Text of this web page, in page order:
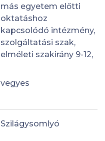
más egyetem előtti
oktatáshoz
kapcsolódó intézmény,
szolgáltatási szak,
elméleti szakirány 9-12,
vegyes
Szilágysomlyó